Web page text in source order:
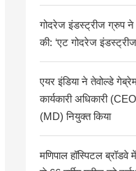
गोदरेज इंडस्ट्रीज ग्रुप ने
की: ‘एट गोदरेज
एयर इंडिया ने तेवोल्डे
कार्यकारी अधिकारी
(MD) नियुक्त किया
मणिपाल हॉस्पिटल ब्रॉडवे